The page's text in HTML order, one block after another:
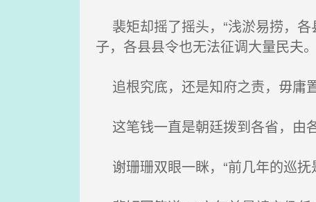
裴矩却摇了摇头，“浅淤易捞，
子，各县县令也无法征调大量民夫
追根究底，还是知府之责，毋庸置
这笔钱一直是朝廷拨到各省，由
谢珊珊双眼一眯，“前几年的巡抚